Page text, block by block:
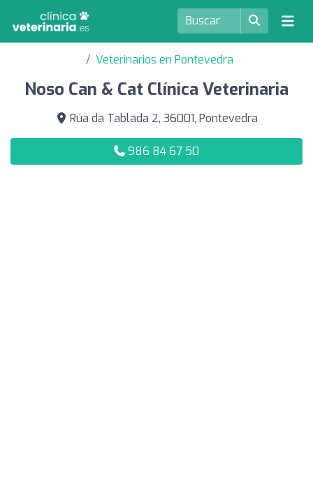
Veterinarios en Pontevedra
Noso Can & Cat Clínica Veterinaria
Rúa da Tablada 2, 36001, Pontevedra
986 84 67 50